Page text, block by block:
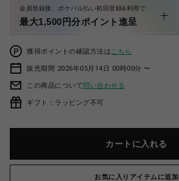
会員登録後、ポケパル払い初回登録&利用で
最大1,500円分ポイント進呈
獲得ポイントの確認方法は こちら
販売期間 2026年05月14日 00時00分 〜
この商品について問い合わせる
ギフト：ラッピング不可
カートに入れる
お気に入りアイテムに追加